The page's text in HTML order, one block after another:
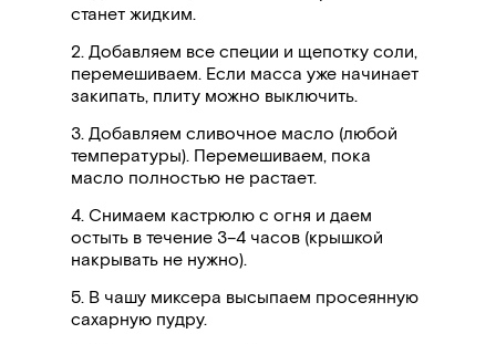
станет жидким.
2. Добавляем все специи и щепотку соли,
перемешиваем. Если масса уже начинает
закипать, плиту можно выключить.
3. Добавляем сливочное масло (любой
температуры). Перемешиваем, пока
масло полностью не растает.
4. Снимаем кастрюлю с огня и даем
остыть в течение 3–4 часов (крышкой
накрывать не нужно).
5. В чашу миксера высыпаем просеянную
сахарную пудру.